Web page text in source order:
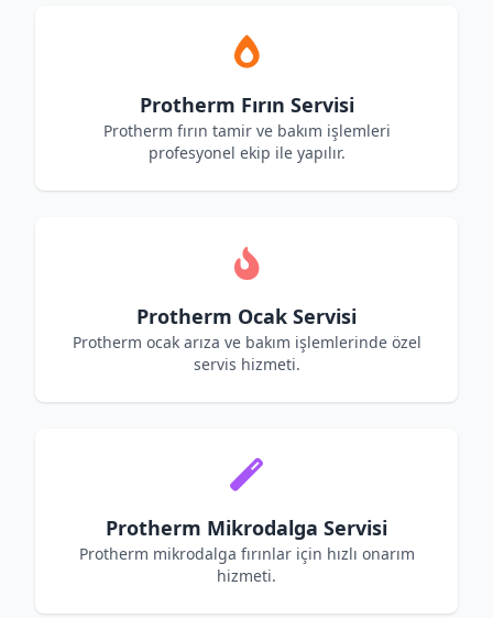
Protherm Fırın Servisi
Protherm fırın tamir ve bakım işlemleri
profesyonel ekip ile yapılır.
Protherm Ocak Servisi
Protherm ocak arıza ve bakım işlemlerinde özel
servis hizmeti.
Protherm Mikrodalga Servisi
Protherm mikrodalga fırınlar için hızlı onarım
hizmeti.